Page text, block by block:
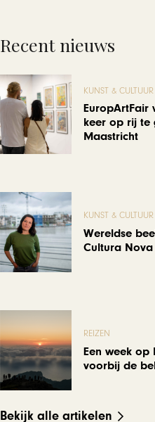
Recent nieuws
KUNST & CULTUUR
EuropArtFair
keer op rij te
Maastricht
KUNST & CULTUUR
Wereldse
Cultura Nova
REIZEN
Een week op
voorbij de
Bekijk alle artikelen